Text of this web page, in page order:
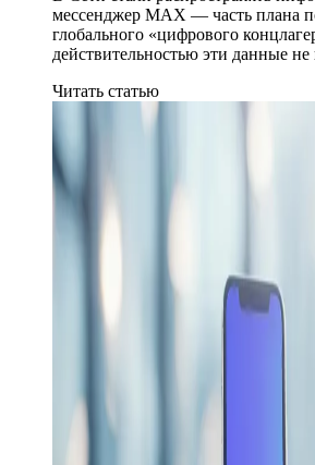
мессенджер МАХ — часть плана
глобального «цифрового
действительностью эти данные
Читать статью